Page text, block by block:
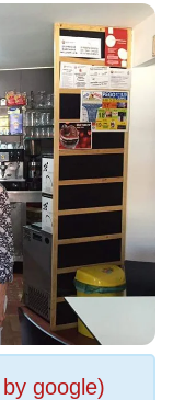
google)